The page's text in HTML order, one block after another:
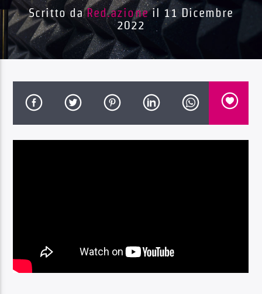
Traccia corrente
Titolo
Artista
Radio Dolomiti
Scritto daRed.azioneil 11 Dicembre
2022